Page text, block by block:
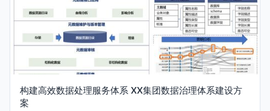
构建高效数据处理服务体系 XX集团数据治理体系建设方
案